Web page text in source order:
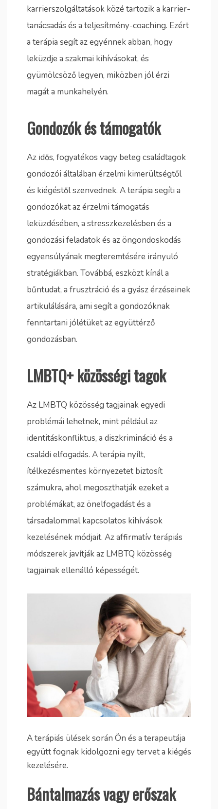
karrierszolgáltatások közé tartozik a karrier-
tanácsadás és a teljesítmény-coaching. Ezért
a terápia segít az egyénnek abban, hogy
leküzdje a szakmai kihívásokat, és
gyümölcsöző legyen, miközben jól érzi
magát a munkahelyén.
Gondozók és támogatók
Az idős, fogyatékos vagy beteg családtagok
gondozói általában érzelmi kimerültségtől
és kiégéstől szenvednek. A terápia segíti a
gondozókat az érzelmi támogatás
leküzdésében, a stresszkezelésben és a
gondozási feladatok és az öngondoskodás
egyensúlyának megteremtésére irányuló
stratégiákban. Továbbá, eszközt kínál a
bűntudat, a frusztráció és a gyász érzéseinek
artikulálására, ami segít a gondozóknak
fenntartani jólétüket az együttérző
gondozásban.
LMBTQ+ közösségi tagok
Az LMBTQ közösség tagjainak egyedi
problémái lehetnek, mint például az
identitáskonfliktus, a diszkrimináció és a
családi elfogadás. A terápia nyílt,
ítélkezésmentes környezetet biztosít
számukra, ahol megoszthatják ezeket a
problémákat, az önelfogadást és a
társadalommal kapcsolatos kihívások
kezelésének módjait. Az affirmatív terápiás
módszerek javítják az LMBTQ közösség
tagjainak ellenálló képességét.
A terápiás ülések során Ön és a terapeutája
együtt fognak kidolgozni egy tervet a kiégés
kezelésére.
Bántalmazás vagy erőszak